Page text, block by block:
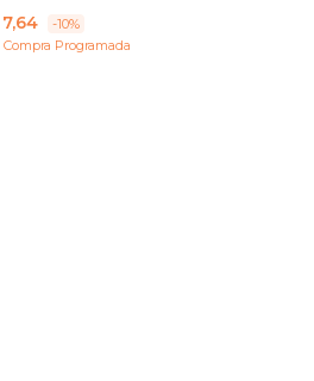
-10%
Compra Programada